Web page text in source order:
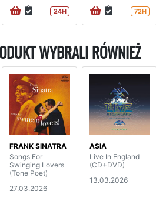
24H 72H
WYBRALI RÓWNIEŻ
FRANK SINATRA
Songs For
Swinging Lovers
(Tone Poet)
27.03.2026
ASIA
Live In England
(CD+DVD)
13.03.2026